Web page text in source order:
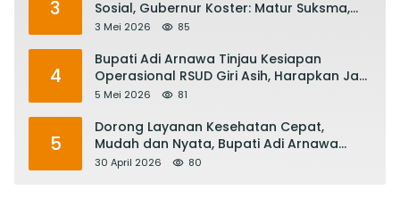
3
Sosial, Gubernur Koster: Matur Suksma,
Keringat Pekerja Mesin Ekonomi Bali
3 Mei 2026 85
4
Bupati Adi Arnawa Tinjau Kesiapan
Operasional RSUD Giri Asih, Harapkan Jadi
RS Rujukan Terbaik
5 Mei 2026 81
5
Dorong Layanan Kesehatan Cepat,
Mudah dan Nyata, Bupati Adi Arnawa
Evaluasi ‘Mantap Nak Badung’
30 April 2026 80